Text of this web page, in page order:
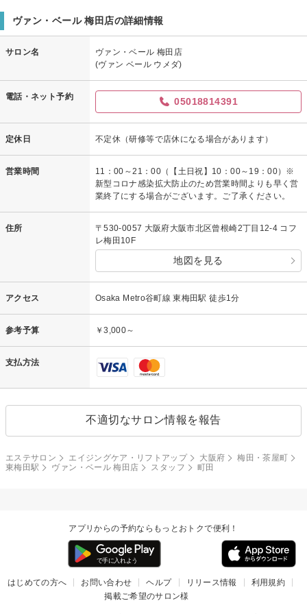
ヴァン・ベール 梅田店の詳細情報
サロン名
ヴァン・ベール 梅田店
(ヴァン ベール ウメダ)
電話・ネット予約 05018814391
定休日 不定休（研修等で店休になる場合があります）
営業時間
11：00～21：00（【土日祝】10：00～19：00）※
新型コロナ感染拡大防止のため営業時間よりも早く営
業終了にする場合がございます。ご了承ください。
住所
〒530-0057 大阪府大阪市北区曾根崎2丁目12-4 コフ
レ梅田10F
地図を見る
アクセス Osaka Metro谷町線 東梅田駅 徒歩1分
参考予算 ￥3,000～
支払方法
不適切なサロン情報を報告
エステサロン エイジングケア・リフトアップ 大阪府
梅田・茶屋町
東梅田駅
ヴァン・ベール 梅田店 スタッフ 町田
アプリからの予約ならもっとおトクで便利！
はじめての方へ お問い合わせ ヘルプ リリース情報
利用規約
掲載ご希望のサロン様